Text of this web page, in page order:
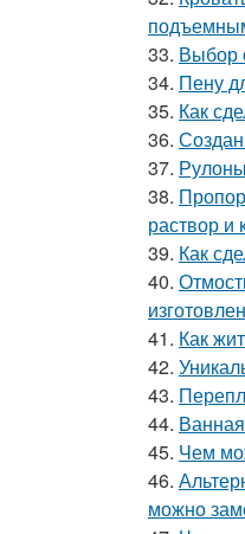
33. Выбор
34. Пену
35. Как
36.
37.
38.
раствор и
39. Как
40.
41. Как
42.
43.
44.
45. Чем
46.
можно